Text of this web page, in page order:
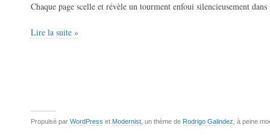
Chaque page scelle et révèle un tourment enfoui silencieusement
Lire la suite »
Propulsé par WordPress et Modernist , un thème de Rodrigo Galindez , à peine